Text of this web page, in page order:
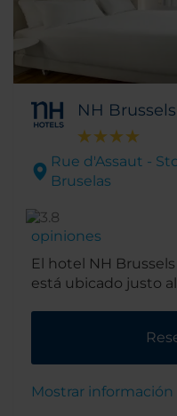
NH
Rue d'Assaut -
Bruselas
opiniones
El hotel NH
está ubicado justo
su ubicación es
negocios como por
Mostrar información